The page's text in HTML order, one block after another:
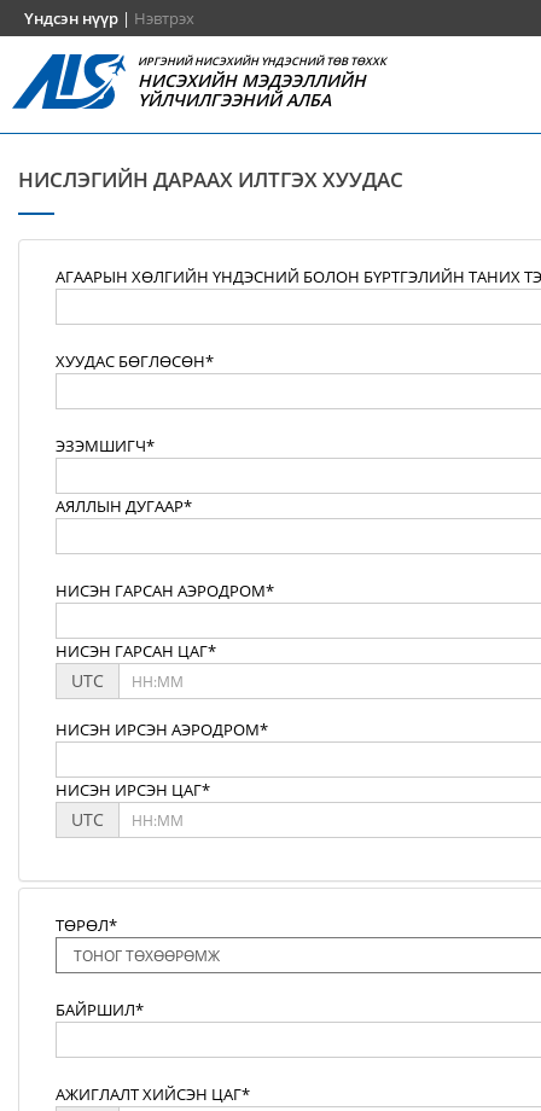
Үндсэн нүүр | Нэвтрэх
ИРГЭНИЙ НИСЭХИЙН ҮНДЭСНИЙ ТӨВ ТӨХХК
НИСЭХИЙН МЭДЭЭЛЛИЙН
ҮЙЛЧИЛГЭЭНИЙ АЛБА
НИСЛЭГИЙН ДАРААХ ИЛТГЭХ ХУУДАС
АГААРЫН ХӨЛГИЙН ҮНДЭСНИЙ БОЛОН БҮРТГЭЛИЙН ТАНИХ
ХУУДАС БӨГЛӨСӨН*
ЭЗЭМШИГЧ*
АЯЛЛЫН ДУГААР*
НИСЭН ГАРСАН АЭРОДРОМ*
НИСЭН ГАРСАН ЦАГ*
UTC
НИСЭН ИРСЭН АЭРОДРОМ*
НИСЭН ИРСЭН ЦАГ*
UTC
ТӨРӨЛ*
БАЙРШИЛ*
АЖИГЛАЛТ ХИЙСЭН ЦАГ*